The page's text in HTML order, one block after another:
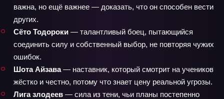
важна, но ещё важнее — доказать, что он способен вести
других.
Сёто Тодороки — талантливый боец, пытающийся
соединить силу и собственный выбор, не повторяя чужих
ошибок.
Шота Айзава— наставник, который смотрит на учеников
жёстко и честно, потому что знает цену реальной угрозы.
Лига злодеев — сила из тени, чьи планы постепенно